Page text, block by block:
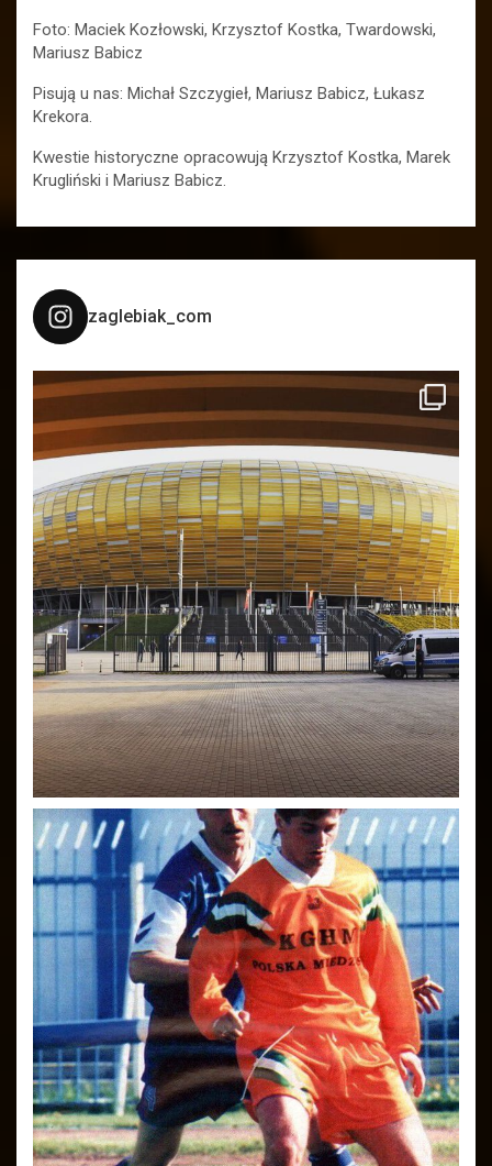
Foto: Maciek Kozłowski, Krzysztof Kostka, Twardowski,
Mariusz Babicz
Pisują u nas: Michał Szczygieł, Mariusz Babicz, Łukasz
Krekora.
Kwestie historyczne opracowują Krzysztof Kostka, Marek
Krugliński i Mariusz Babicz.
zaglebiak_com